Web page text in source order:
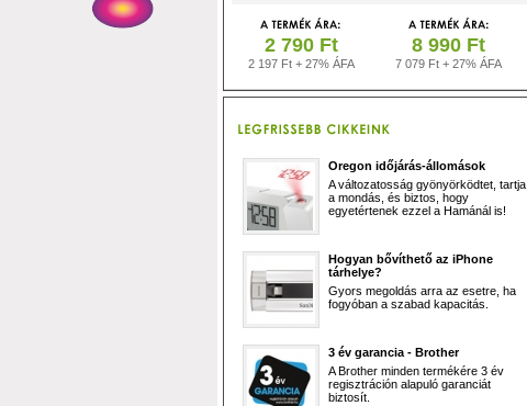
2 790 Ft
2 197 Ft + 27% ÁFA
8 990 Ft
7 079 Ft + 27% ÁFA
Oregon időjárás-állomások
A változatosság gyönyörködtet, tartja
a mondás, és biztos, hogy
egyetértenek ezzel a Hamánál is!
Hogyan bővíthető az iPhone
tárhelye?
Gyors megoldás arra az esetre, ha
fogyóban a szabad kapacitás.
3 év garancia - Brother
A Brother minden termékére 3 év
regisztráción alapuló garanciát
biztosít.